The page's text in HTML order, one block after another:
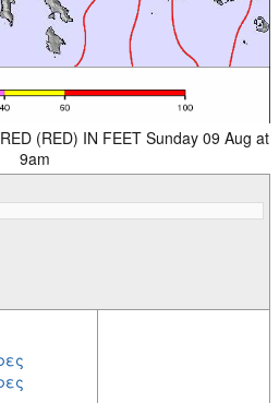
(RED) IN FEET Sunday 09 Aug at
9am